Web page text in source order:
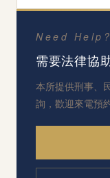
Need Help?
需要法律協
本所提供刑事、
詢，歡迎來電預約